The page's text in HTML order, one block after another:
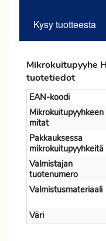
Kysy tuotteesta
Mikrokuitupyyhe
tuotetiedot
EAN-koodi
Mikrokuitupyyhkeen
mitat
Pakkauksessa
mikrokuitupyyhkeitä
Valmistajan
tuotenumero
Valmistusmateriaali
Väri